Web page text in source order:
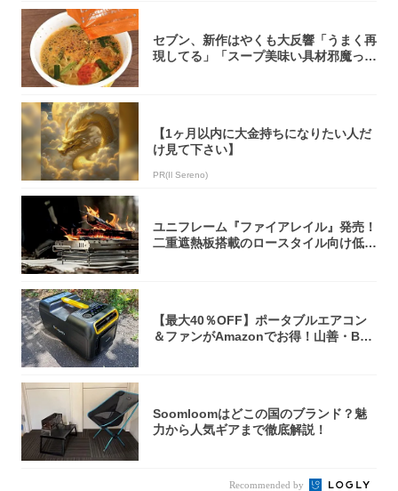
セブン、新作はやくも大反響「うまく再
現してる」「スープ美味い具材邪魔って
【1ヶ月以内に大金持ちになりたい人だ
け見て下さい】
PR(Il Sereno)
ユニフレーム『ファイアレイル』発売！
二重遮熱板搭載のロースタイル向け低型
【最大40％OFF】ポータブルエアコン
＆ファンがAmazonでお得！山善・Bo
Soomloomはどこの国のブランド？魅
力から人気ギアまで徹底解説！
Recommended by